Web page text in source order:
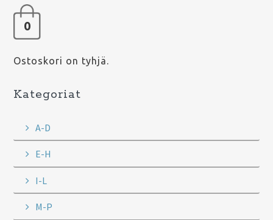
0
Ostoskori on tyhjä.
Kategoriat
A-D
E-H
I-L
M-P